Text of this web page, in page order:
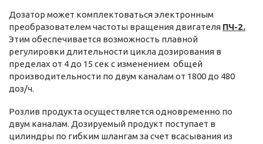
Дозатор может комплектоваться электронным
преобразователем частоты вращения двигателя ПЧ-2.
Этим обеспечивается возможность плавной
регулировки длительности цикла дозирования в
пределах от 4 до 15 сек с изменением общей
производительности по двум каналам от 1800 до 480
доз/ч.
Розлив продукта осуществляется одновременно по
двум каналам. Дозируемый продукт поступает в
цилиндры по гибким шлангам за счет всасывания из